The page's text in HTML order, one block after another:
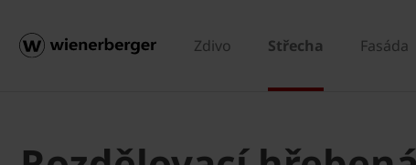
Zdivo Střecha Fasáda